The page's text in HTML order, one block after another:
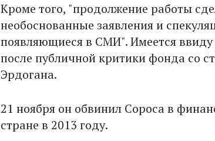
Кроме того, "продолжение работы
необоснованные заявления и
появляющиеся в СМИ". Имеется
после публичной критики фонда со
Эрдогана.
21 ноября он обвинил Сороса в
стране в 2013 году.